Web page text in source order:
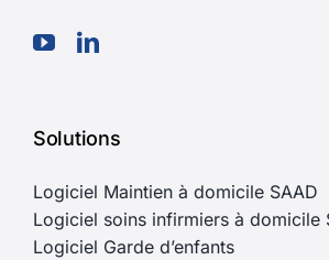
Solutions
Logiciel Maintien à domicile SAAD
Logiciel soins infirmiers à domicile
Logiciel Garde d’enfants